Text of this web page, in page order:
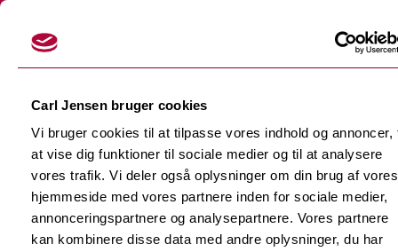
Carl Jensen bruger cookies
Vi bruger cookies til at tilpasse vores indhold og annoncer,
at vise dig funktioner til sociale medier og til at analysere
vores trafik. Vi deler også oplysninger om din brug af vores
hjemmeside med vores partnere inden for sociale medier,
annonceringspartnere og analysepartnere. Vores partnere
kan kombinere disse data med andre oplysninger, du har
Skærefolier
Tilbage
Dekorationsfolier